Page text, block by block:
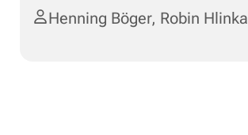
Henning Böger, Robin Hlinka